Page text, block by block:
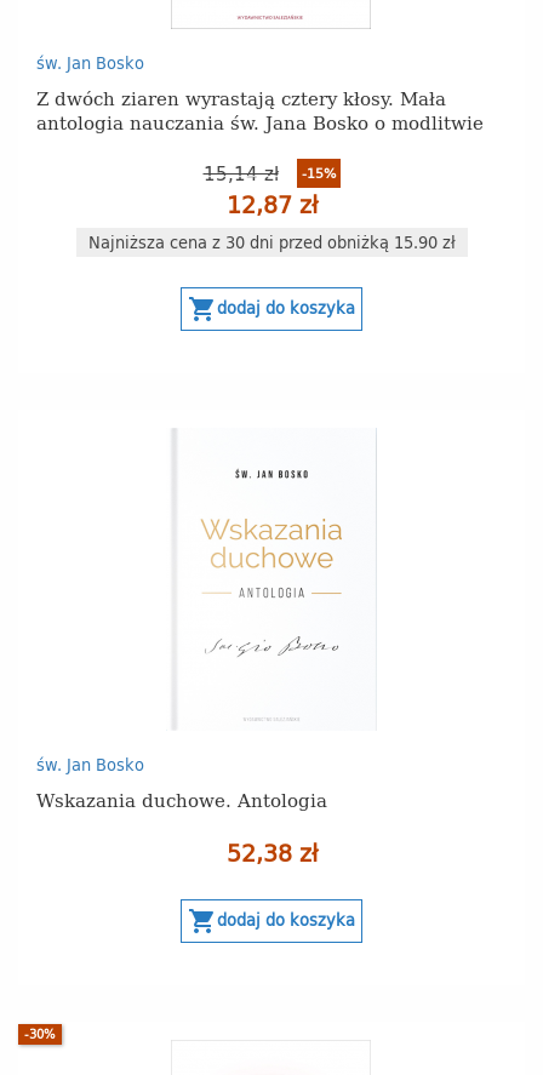
św. Jan Bosko
Z dwóch ziaren wyrastają cztery kłosy. Mała
antologia nauczania św. Jana Bosko o modlitwie
15,14 zł -15%
12,87 zł
Najniższa cena z 30 dni przed obniżką 15.90 zł
shopping_cartdodaj do koszyka
św. Jan Bosko
Wskazania duchowe. Antologia
52,38 zł
shopping_cartdodaj do koszyka
-30%